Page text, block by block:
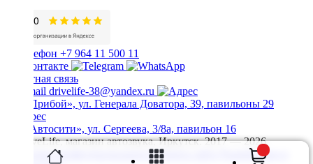
+7 964 11 500 11
Обратная связь
drivelife-38@yandex.ru
ТЦ «Прибой», ул. Генерала Доватора, 39, павильоны 29
ТЦ «Автосити», ул. Сергеева, 3/8а, павильон 16
© DriveLife, магазин автозвука, Иркутск. 2017 — 2026
Политика конфиденциальности Карта сайта
Разработано в